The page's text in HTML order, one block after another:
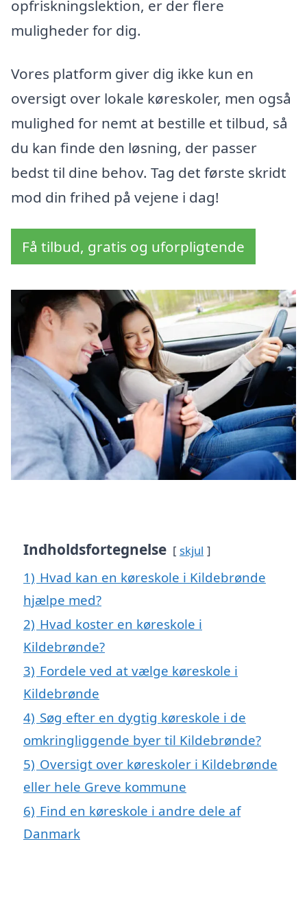
opfriskningslektion, er der flere
muligheder for dig.
Vores platform giver dig ikke kun en
oversigt over lokale køreskoler, men også
mulighed for nemt at bestille et tilbud, så
du kan finde den løsning, der passer
bedst til dine behov. Tag det første skridt
mod din frihed på vejene i dag!
Få tilbud, gratis og uforpligtende
Indholdsfortegnelse skjul
1) Hvad kan en køreskole i Kildebrønde
hjælpe med?
2) Hvad koster en køreskole i
Kildebrønde?
3) Fordele ved at vælge køreskole i
Kildebrønde
4) Søg efter en dygtig køreskole i de
omkringliggende byer til Kildebrønde?
5) Oversigt over køreskoler i Kildebrønde
eller hele Greve kommune
6) Find en køreskole i andre dele af
Danmark